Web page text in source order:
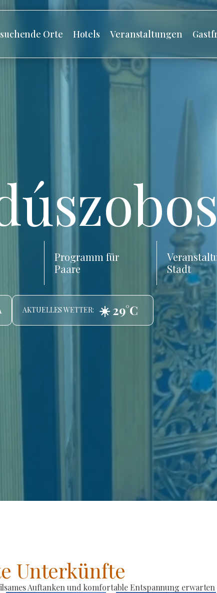
Orte Hotels Veranstaltungen
Programm für
Paare
Stadt
AKTUELLES WETTER: ☀️ 29°C
Unterkünfte
Auftanken und komfortable Entspannung